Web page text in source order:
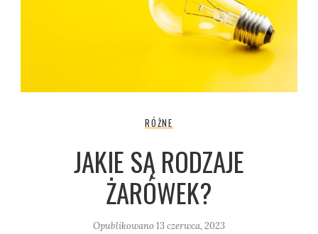
RÓŻNE
JAKIE SĄ RODZAJE
ŻARÓWEK?
Opublikowano 13 czerwca, 2023